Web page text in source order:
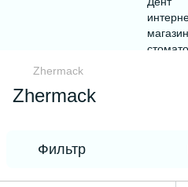
Zhermack
Zhermack
Фильтр